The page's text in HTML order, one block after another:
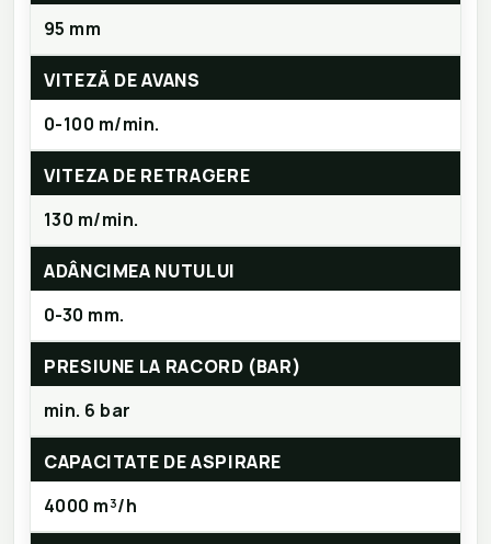
95 mm
VITEZĂ DE AVANS
0-100 m/min.
VITEZA DE RETRAGERE
130 m/min.
ADÂNCIMEA NUTULUI
0-30 mm.
PRESIUNE LA RACORD (BAR)
min. 6 bar
CAPACITATE DE ASPIRARE
4000 m³/h